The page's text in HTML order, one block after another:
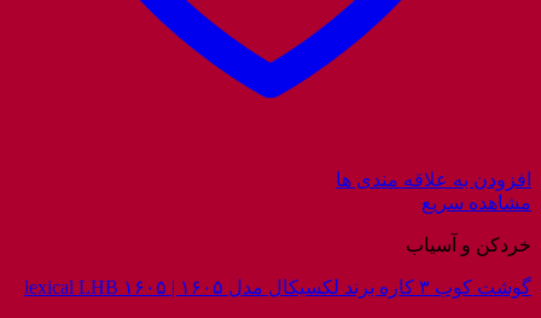
افزودن به علاقه مندی ها
مشاهده سریع
خردکن و آسیاب
گوشت کوب ۳ کاره برند لکسیکال مدل ۱۶۰۵ | lexical LHB ۱۶۰۵